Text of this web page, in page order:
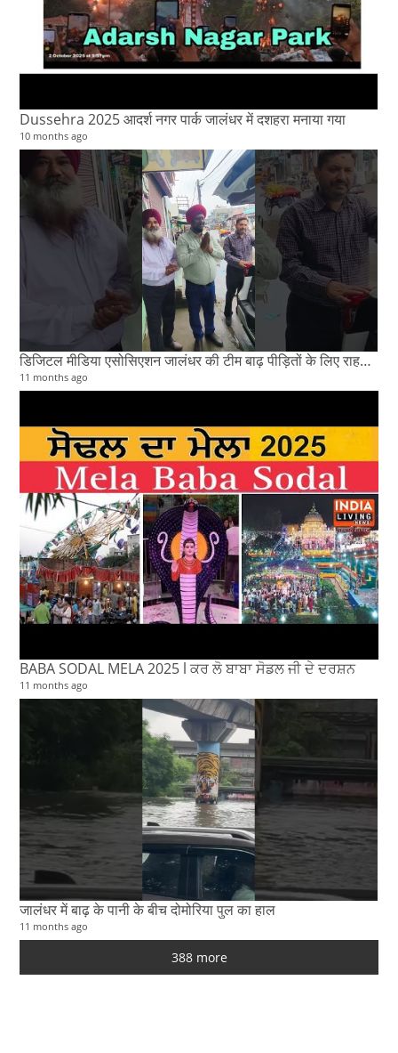
Dussehra 2025 आदर्श नगर पार्क जालंधर में दशहरा मनाया गया
10 months ago
डिजिटल मीडिया एसोसिएशन जालंधर की टीम बाढ़ पीड़ितों के लिए राहत सामग्री लेकर रवाना
11 months ago
BABA SODAL MELA 2025 l ਕਰ ਲੋ ਬਾਬਾ ਸੋਡਲ ਜੀ ਦੇ ਦਰਸ਼ਨ
11 months ago
जालंधर में बाढ़ के पानी के बीच दोमोरिया पुल का हाल
11 months ago
388 more